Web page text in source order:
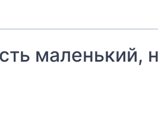
маленький,